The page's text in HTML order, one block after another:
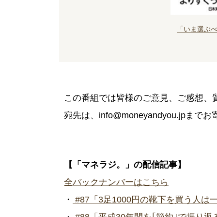
「いま選ぶ
この番組では皆様のご意見、ご感想
宛先は、info@moneyandyou.jpまでお
【「マネラジ。」の配信記事】
全バックナンバーはこちら
・ #87「3足1000円の靴下を買う人は